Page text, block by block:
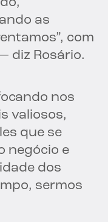
as
com
— diz Rosário.
nos
valiosos,
que se
negócio e
dos
sermos